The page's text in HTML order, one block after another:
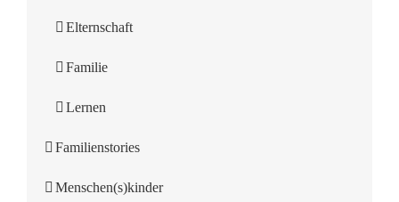
Elternschaft
Familie
Lernen
Familienstories
Menschen(s)kinder